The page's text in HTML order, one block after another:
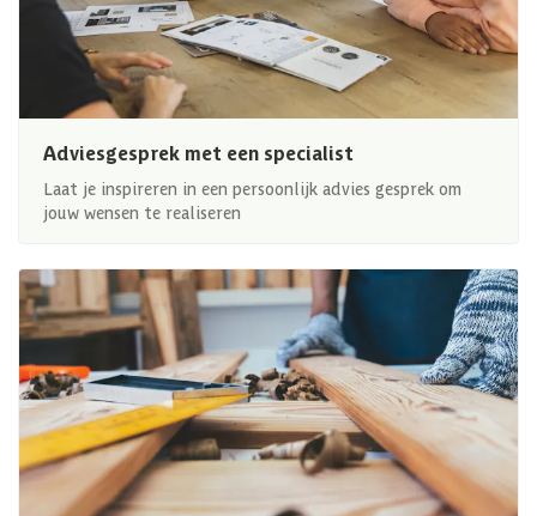
Adviesgesprek met een specialist
Laat je inspireren in een persoonlijk advies gesprek om
jouw wensen te realiseren